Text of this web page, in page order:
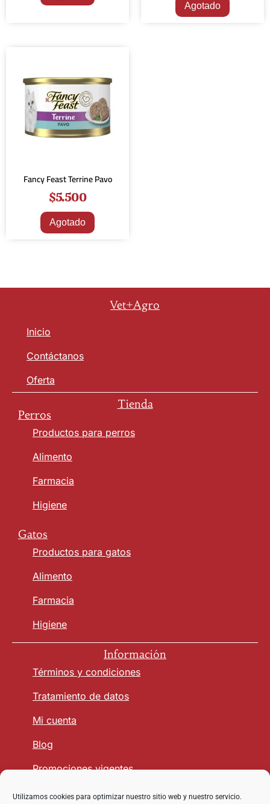
Utilizamos cookies para optimizar nuestro sitio web y nuestro servicio.
Agotado
Fancy Feast Terrine Pavo
$5.500
Agotado
Vet+Agro
Inicio
Contáctanos
Oferta
Tienda
Perros
Productos para perros
Alimento
Farmacia
Higiene
Gatos
Productos para gatos
Alimento
Farmacia
Higiene
Información
Términos y condiciones
Tratamiento de datos
Mi cuenta
Blog
Promociones vigentes
Seguridad y Confianza